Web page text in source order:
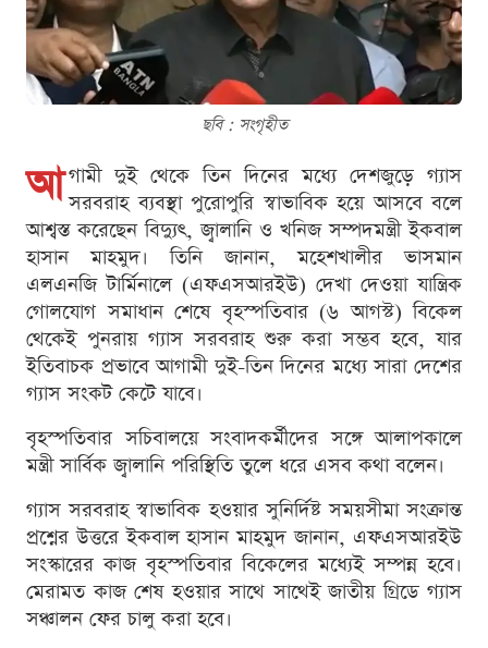
ছবি : সংগৃহীত
আ গামী দুই থেকে তিন দিনের মধ্যে দেশজুড়ে গ্যাস
সরবরাহ ব্যবস্থা পুরোপুরি স্বাভাবিক হয়ে আসবে বলে
আশ্বস্ত করেছেন বিদ্যুৎ, জ্বালানি ও খনিজ সম্পদমন্ত্রী ইকবাল
হাসান মাহমুদ। তিনি জানান, মহেশখালীর ভাসমান
এলএনজি টার্মিনালে (এফএসআরইউ) দেখা দেওয়া যান্ত্রিক
গোলযোগ সমাধান শেষে বৃহস্পতিবার (৬ আগস্ট) বিকেল
থেকেই পুনরায় গ্যাস সরবরাহ শুরু করা সম্ভব হবে, যার
ইতিবাচক প্রভাবে আগামী দুই-তিন দিনের মধ্যে সারা দেশের
গ্যাস সংকট কেটে যাবে।
বৃহস্পতিবার সচিবালয়ে সংবাদকর্মীদের সঙ্গে আলাপকালে
মন্ত্রী সার্বিক জ্বালানি পরিস্থিতি তুলে ধরে এসব কথা বলেন।
গ্যাস সরবরাহ স্বাভাবিক হওয়ার সুনির্দিষ্ট সময়সীমা সংক্রান্ত
প্রশ্নের উত্তরে ইকবাল হাসান মাহমুদ জানান, এফএসআরইউ
সংস্কারের কাজ বৃহস্পতিবার বিকেলের মধ্যেই সম্পন্ন হবে।
মেরামত কাজ শেষ হওয়ার সাথে সাথেই জাতীয় গ্রিডে গ্যাস
সঞ্চালন ফের চালু করা হবে।